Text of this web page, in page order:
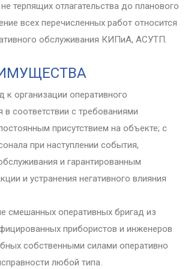
терпящих отлагательства до планового
всех перечисленных работ относится
обслуживания КИПиА, АСУТП.
к организации оперативного
в соответствии с требованиями
присутствием на объекте; с
при наступлении события,
и гарантированным
и устранения негативного влияния
смешанных оперативных бригад из
прибористов и инженеров
собственными силами оперативно
любой типа.